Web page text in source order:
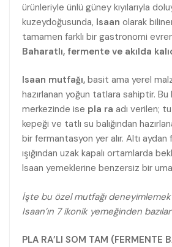
ürünleriyle ünlü güney kıyılarıyla
kuzeydoğusunda, Isaan olarak
tamamen farklı bir gastronomi
Baharatlı, fermente ve akılda
Isaan mutfağı, basit ama yerel
hazırlanan yoğun tatlara sahiptir.
merkezinde ise pla ra adı verilen;
kepeği ve tatlı su balığından
bir fermantasyon yer alır. Altı aydan
ışığından uzak kapalı ortamlarda
Isaan yemeklerine benzersiz bir
İşte bu özel mutfağı
Isaan’ın 7 ikonik yemeğinden
PLA RA’LI SOM TAM (FERMENTE